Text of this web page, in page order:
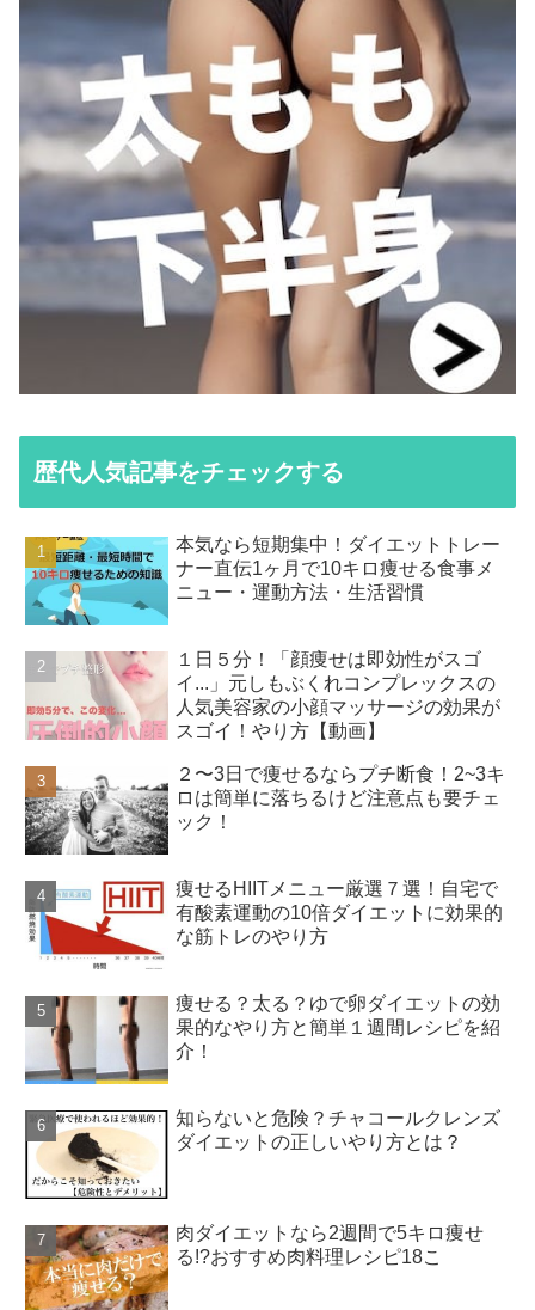
歴代人気記事をチェックする
本気なら短期集中！ダイエットトレー
ナー直伝1ヶ月で10キロ痩せる食事メ
ニュー・運動方法・生活習慣
１日５分！「顔痩せは即効性がスゴ
イ...」元しもぶくれコンプレックスの
人気美容家の小顔マッサージの効果が
スゴイ！やり方【動画】
２〜3日で痩せるならプチ断食！2~3キ
ロは簡単に落ちるけど注意点も要チェ
ック！
痩せるHIITメニュー厳選７選！自宅で
有酸素運動の10倍ダイエットに効果的
な筋トレのやり方
痩せる？太る？ゆで卵ダイエットの効
果的なやり方と簡単１週間レシピを紹
介！
知らないと危険？チャコールクレンズ
ダイエットの正しいやり方とは？
肉ダイエットなら2週間で5キロ痩せ
る!?おすすめ肉料理レシピ18こ